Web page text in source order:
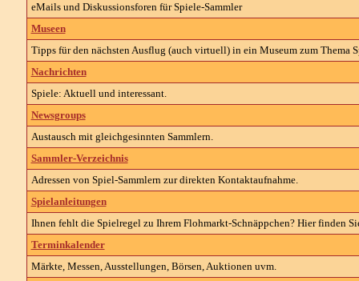
eMails und Diskussionsforen für Spiele-Sammler
Museen
Tipps für den nächsten Ausflug (auch virtuell) in ein Museum zum Thema
Nachrichten
Spiele: Aktuell und interessant.
Newsgroups
Austausch mit gleichgesinnten Sammlern.
Sammler-Verzeichnis
Adressen von Spiel-Sammlern zur direkten Kontaktaufnahme.
Spielanleitungen
Ihnen fehlt die Spielregel zu Ihrem Flohmarkt-Schnäppchen? Hier finden
Terminkalender
Märkte, Messen, Ausstellungen, Börsen, Auktionen uvm.